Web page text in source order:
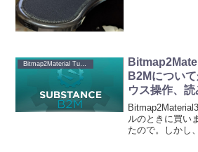
Bitmap2Material Tutorials
B2Mについ
ウス操作、
ルのときに買い
たので。しかし